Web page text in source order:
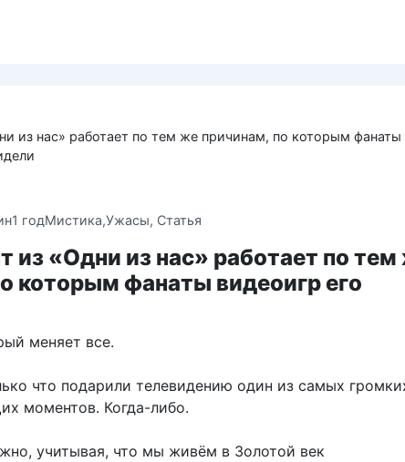
из нас» работает по тем же причинам, по которым фанаты
1 годМистика,Ужасы, Статья
из «Одни из нас» работает по
которым фанаты видеоигр его
меняет все.
что подарили телевидению один из самых
моментов. Когда-либо.
учитывая, что мы живём в Золотой век